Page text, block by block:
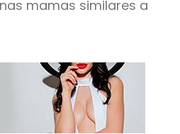
mamas similares a